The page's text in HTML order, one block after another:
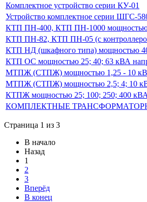
Комплектное устройство серии КУ-01
Устройство комплектное серии ШГС-
КТП ПН-400, КТП ПН-1000 мощностью
КТП ПН-82, КТП ПН-05 (с
КТП НД (шкафного типа) мощностью
КТП ОС мощностью 25; 40; 63 кВА
МТПЖ (СТПЖ) мощностью 1,25 - 10
МТПЖ (СТПЖ) мощностью 2,5; 4; 10
КТПЖ мощностью 25; 100; 250; 400
КОМПЛЕКТНЫЕ
Страница 1 из 3
В начало
Назад
1
2
3
Вперёд
В конец